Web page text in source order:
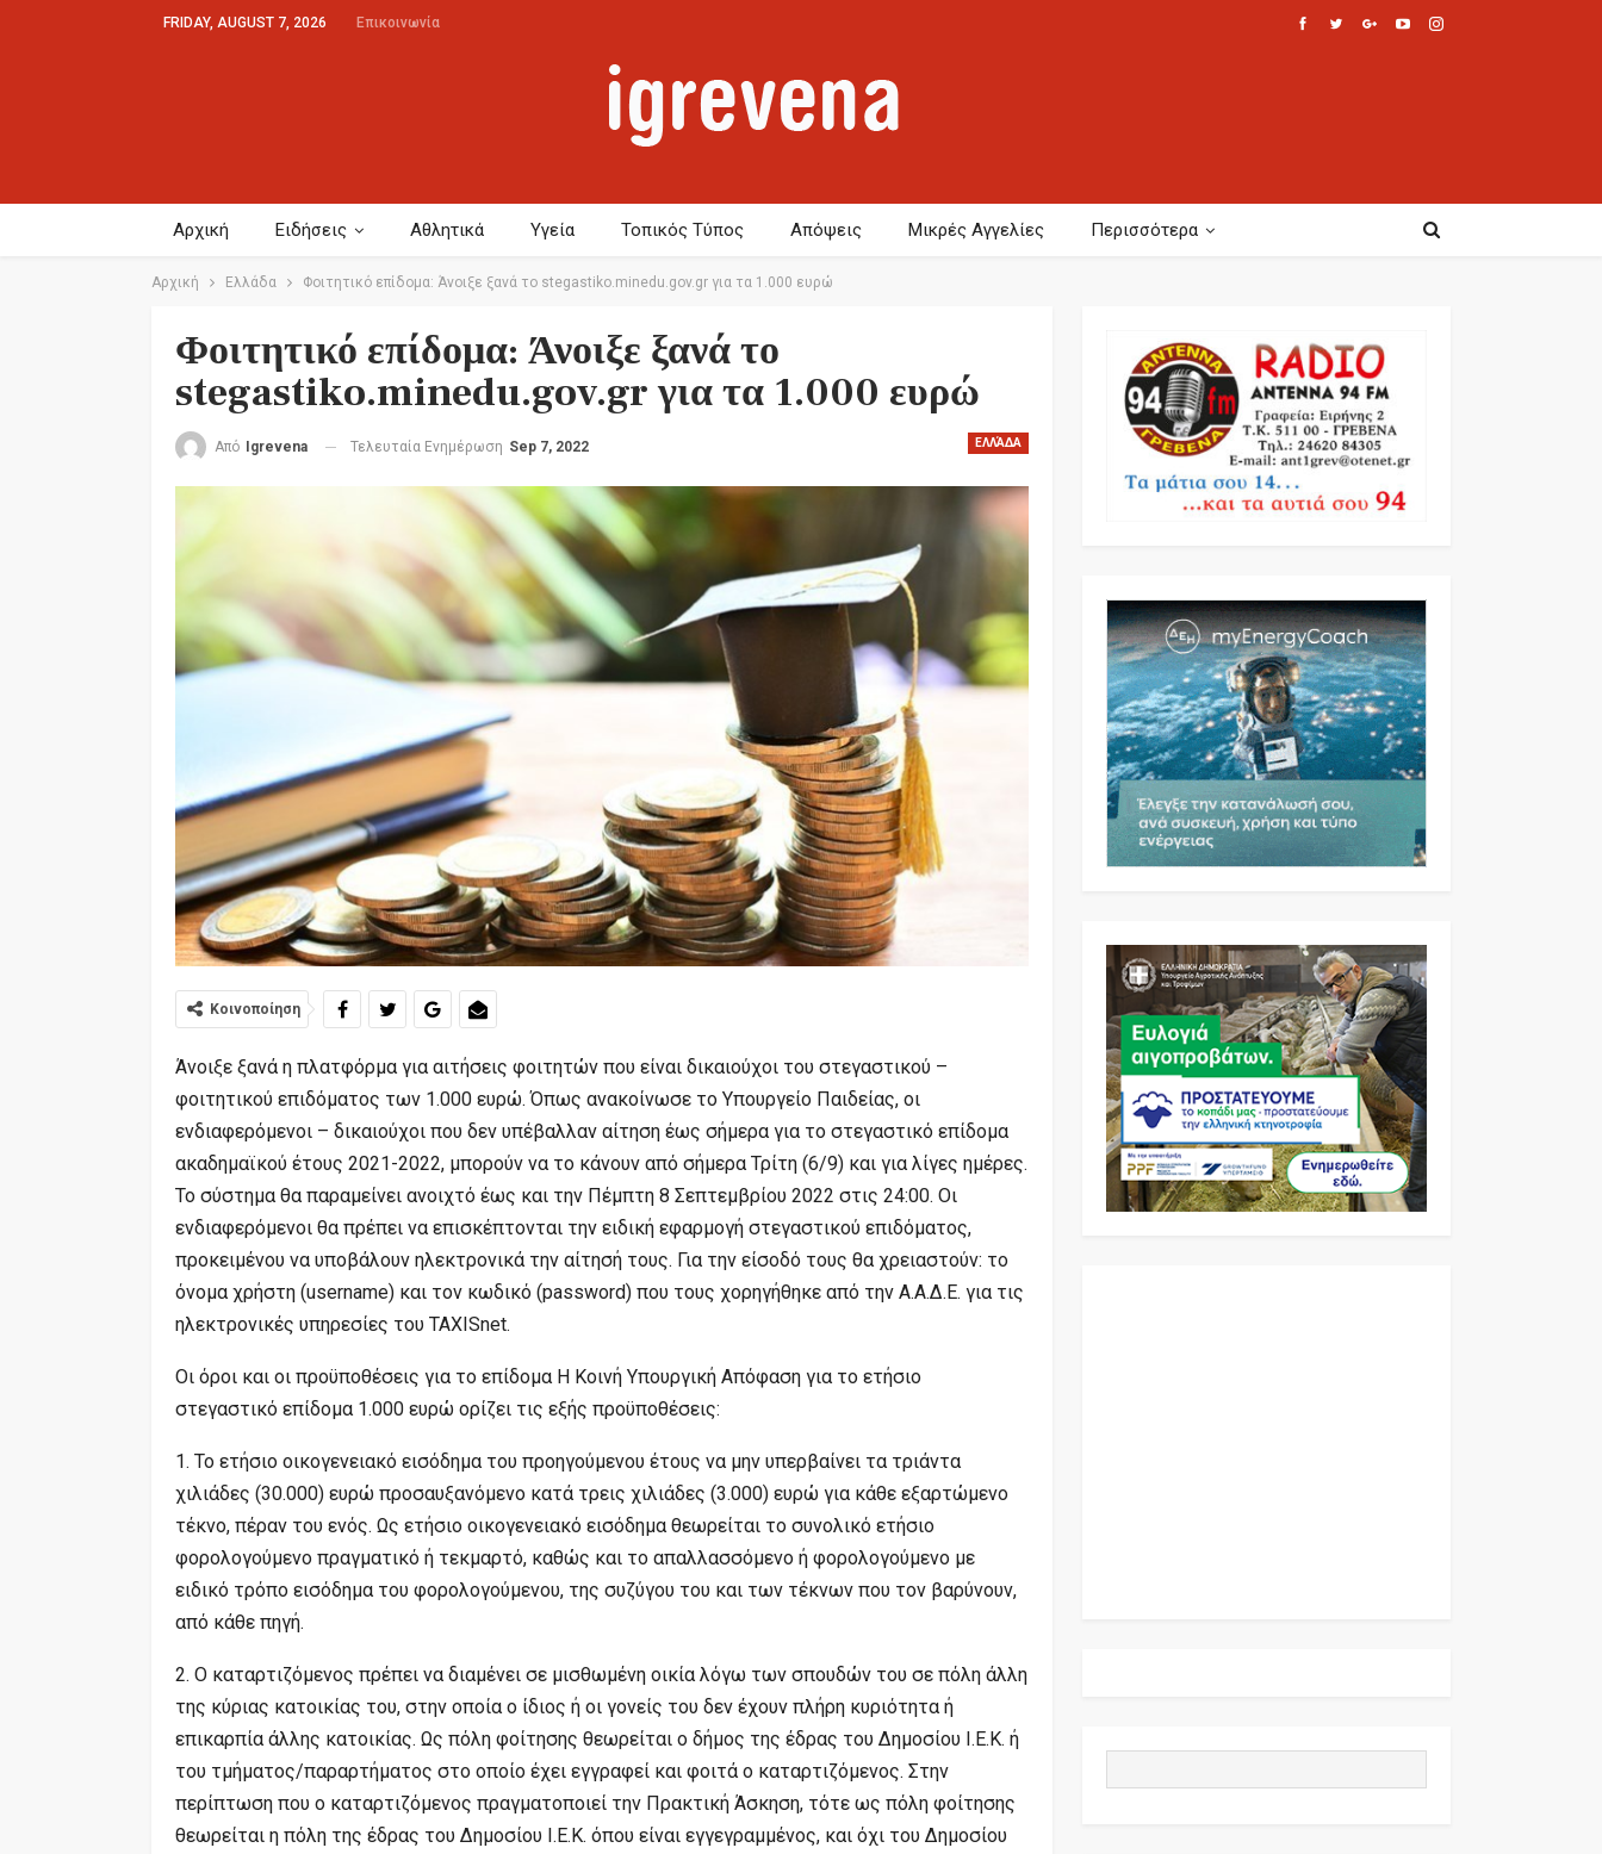
FRIDAY, AUGUST 7, 2026 Επικοινωνία
Αρχική Ειδήσεις Αθλητικά Υγεία Τοπικός Τύπος Απόψεις Μικρές Αγγελίες Περισσότερα
Αρχική Ελλάδα Φοιτητικό επίδομα: Άνοιξε ξανά το stegastiko.minedu.gov.gr για τα 1.000 ευρώ
Φοιτητικό επίδομα: Άνοιξε ξανά το
stegastiko.minedu.gov.gr για τα 1.000 ευρώ
ΕΛΛΆΔΑ
Από Igrevena Τελευταία Ενημέρωση Sep 7, 2022
Κοινοποίηση
Άνοιξε ξανά η πλατφόρμα για αιτήσεις φοιτητών που είναι δικαιούχοι του στεγαστικού –
φοιτητικού επιδόματος των 1.000 ευρώ. Όπως ανακοίνωσε το Υπουργείο Παιδείας, οι
ενδιαφερόμενοι – δικαιούχοι που δεν υπέβαλλαν αίτηση έως σήμερα για το στεγαστικό επίδομα
ακαδημαϊκού έτους 2021-2022, μπορούν να το κάνουν από σήμερα Τρίτη (6/9) και για λίγες ημέρες.
Το σύστημα θα παραμείνει ανοιχτό έως και την Πέμπτη 8 Σεπτεμβρίου 2022 στις 24:00. Οι
ενδιαφερόμενοι θα πρέπει να επισκέπτονται την ειδική εφαρμογή στεγαστικού επιδόματος,
προκειμένου να υποβάλουν ηλεκτρονικά την αίτησή τους. Για την είσοδό τους θα χρειαστούν: το
όνομα χρήστη (username) και τον κωδικό (password) που τους χορηγήθηκε από την Α.Α.Δ.Ε. για τις
ηλεκτρονικές υπηρεσίες του TAXISnet.
Οι όροι και οι προϋποθέσεις για το επίδομα Η Κοινή Υπουργική Απόφαση για το ετήσιο
στεγαστικό επίδομα 1.000 ευρώ ορίζει τις εξής προϋποθέσεις:
1. Το ετήσιο οικογενειακό εισόδημα του προηγούμενου έτους να μην υπερβαίνει τα τριάντα
χιλιάδες (30.000) ευρώ προσαυξανόμενο κατά τρεις χιλιάδες (3.000) ευρώ για κάθε εξαρτώμενο
τέκνο, πέραν του ενός. Ως ετήσιο οικογενειακό εισόδημα θεωρείται το συνολικό ετήσιο
φορολογούμενο πραγματικό ή τεκμαρτό, καθώς και το απαλλασσόμενο ή φορολογούμενο με
ειδικό τρόπο εισόδημα του φορολογούμενου, της συζύγου του και των τέκνων που τον βαρύνουν,
από κάθε πηγή.
2. Ο καταρτιζόμενος πρέπει να διαμένει σε μισθωμένη οικία λόγω των σπουδών του σε πόλη άλλη
της κύριας κατοικίας του, στην οποία ο ίδιος ή οι γονείς του δεν έχουν πλήρη κυριότητα ή
επικαρπία άλλης κατοικίας. Ως πόλη φοίτησης θεωρείται ο δήμος της έδρας του Δημοσίου Ι.Ε.Κ. ή
του τμήματος/παραρτήματος στο οποίο έχει εγγραφεί και φοιτά ο καταρτιζόμενος. Στην
περίπτωση που ο καταρτιζόμενος πραγματοποιεί την Πρακτική Άσκηση, τότε ως πόλη φοίτησης
θεωρείται η πόλη της έδρας του Δημοσίου Ι.Ε.Κ. όπου είναι εγγεγραμμένος, και όχι του Δημοσίου